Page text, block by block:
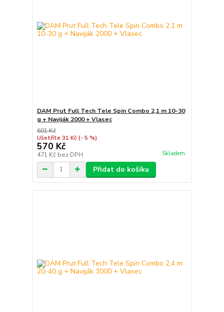
DAM Prut Full Tech Tele Spin Combo 2,1 m 10-30
g + Naviják 2000 + Vlasec
601 Kč
Ušetříte 31 Kč (- 5 %)
570 Kč
471 Kč bez DPH Skladem
Přidat do košíku